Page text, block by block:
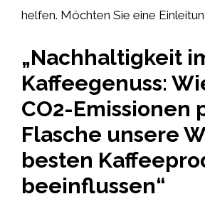
helfen. Möchten Sie eine
„Nachhaltigkeit
Kaffeegenuss:
CO2-Emissionen
Flasche unsere
besten
beeinflussen“